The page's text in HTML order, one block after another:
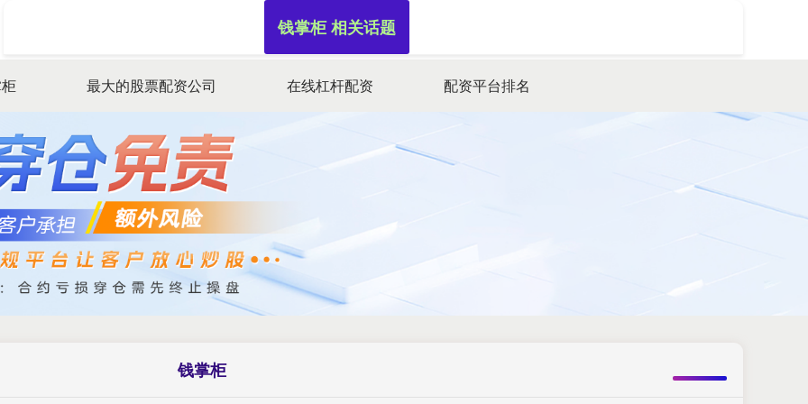
最大的股票配资公司 在线杠杆配资 配资平台排名
钱掌柜
钱掌柜 相关话题